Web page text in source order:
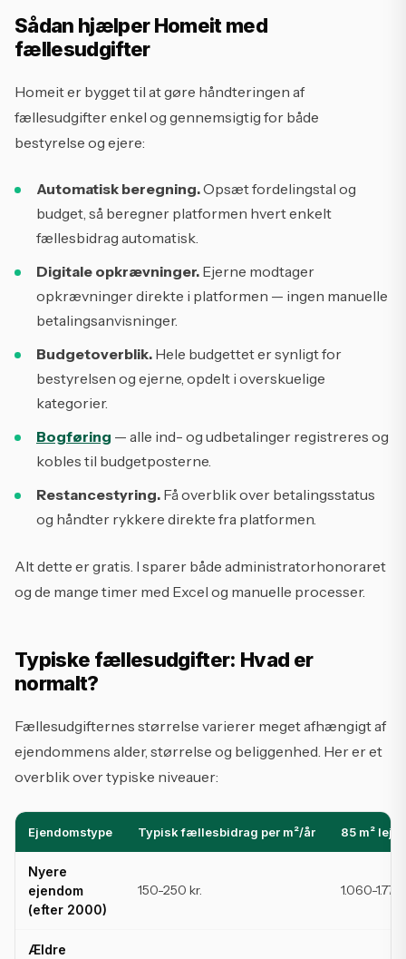
Sådan hjælper Homeit med
fællesudgifter
Homeit er bygget til at gøre håndteringen af
fællesudgifter enkel og gennemsigtig for både
bestyrelse og ejere:
Automatisk beregning.Opsæt fordelingstal og
budget, så beregner platformen hvert enkelt
fællesbidrag automatisk.
Digitale opkrævninger. Ejerne modtager
opkrævninger direkte i platformen — ingen manuelle
betalingsanvisninger.
Budgetoverblik. Hele budgettet er synligt for
bestyrelsen og ejerne, opdelt i overskuelige
kategorier.
Bogføring — alle ind- og udbetalinger registreres og
kobles til budgetposterne.
Restancestyring. Få overblik over betalingsstatus
og håndter rykkere direkte fra platformen.
Alt dette er gratis. I sparer både administratorhonoraret
og de mange timer med Excel og manuelle processer.
Typiske fællesudgifter: Hvad er
normalt?
Fællesudgifternes størrelse varierer meget afhængigt af
ejendommens alder, størrelse og beliggenhed. Her er et
overblik over typiske niveauer:
Ejendomstype Typisk fællesbidrag per m²/år 85 m²
Nyere
ejendom
(efter 2000)
150-250 kr. 1.060-1.770
Ældre